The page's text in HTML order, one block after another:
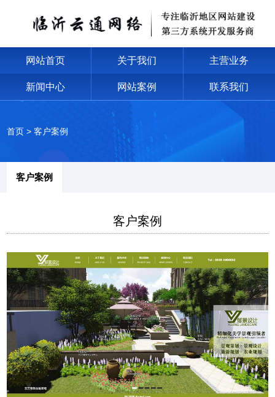
网站首页 关于我们 主营业务
新闻中心 网站案例 联系我们
首页 >客户案例
客户案例
客户案例